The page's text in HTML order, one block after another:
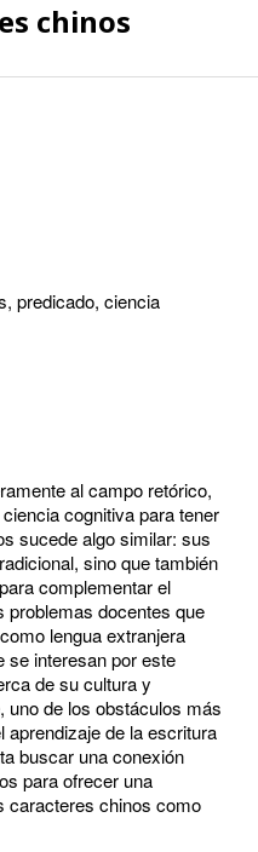
chinos
predicado, ciencia
al campo retórico,
cognitiva para tener
sucede algo similar: sus
sino que también
complementar el
docentes que
lengua extranjera
se interesan por este
de su cultura y
uno de los obstáculos más
de la escritura
buscar una conexión
para ofrecer una
caracteres chinos como